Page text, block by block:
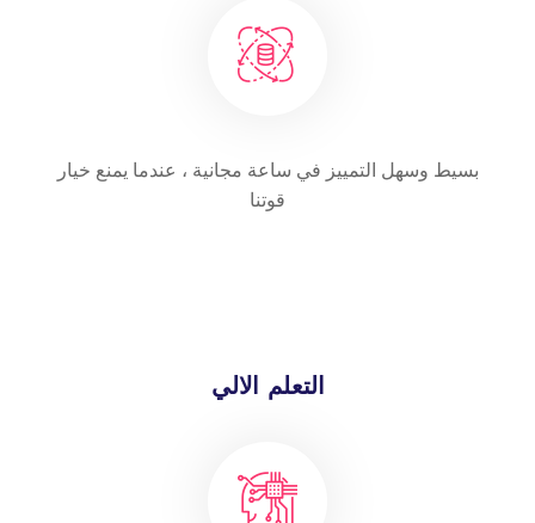
بسيط وسهل التمييز في ساعة مجانية ، عندما يمنع خيار
قوتنا
التعلم الالي